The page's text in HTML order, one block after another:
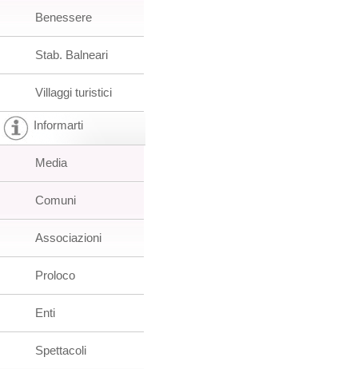
Benessere
Stab. Balneari
Villaggi turistici
Informarti
Media
Comuni
Associazioni
Proloco
Enti
Spettacoli